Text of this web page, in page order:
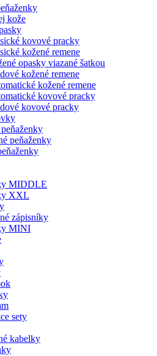
kože
kovové pracky
kožené remene
opasky viazané šatkou
kožené remene
kožené remene
kovové pracky
kovové pracky
peňaženky
MIDDLE
XXL
zápisníky
MINI
sety
kabelky